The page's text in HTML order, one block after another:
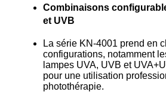
Combinaisons
et UVB
La série KN-4001 prend en
configurations, notamment
lampes UVA, UVB et
pour une utilisation
photothérapie.